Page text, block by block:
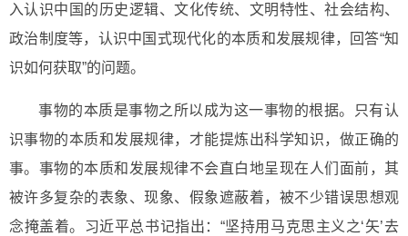
入认识中国的历史逻辑、文化传统、文明特性、社会结构、
政治制度等，认识中国式现代化的本质和发展规律，回答“知
识如何获取”的问题。
事物的本质是事物之所以成为这一事物的根据。只有认
识事物的本质和发展规律，才能提炼出科学知识，做正确的
事。事物的本质和发展规律不会直白地呈现在人们面前，其
被许多复杂的表象、现象、假象遮蔽着，被不少错误思想观
念掩盖着。习近平总书记指出：“坚持用马克思主义之‘矢’去